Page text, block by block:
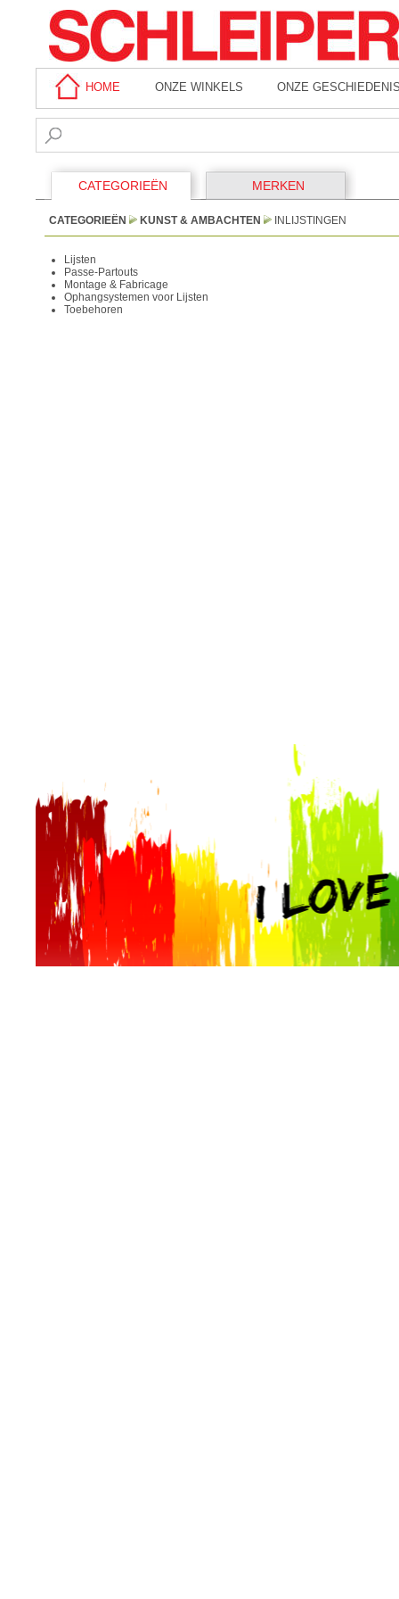
HOME ONZE WINKELS ONZE
CATEGORIEËN MERKEN
CATEGORIEËN KUNST & AMBACHTEN INLIJSTINGEN
Lijsten
Passe-Partouts
Montage & Fabricage
Ophangsystemen voor Lijsten
Toebehoren